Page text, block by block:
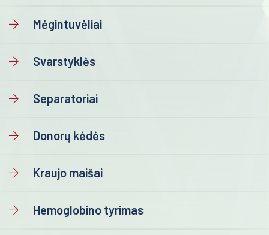
Preanalitika
Vamzdelių užlydimo prietaisai
Kardiologija
Retos ligos
Onkologija
Mėgintuvėliai
Svarstyklės
Separatoriai
Donorų kėdės
Kraujo maišai
Hemoglobino tyrimas